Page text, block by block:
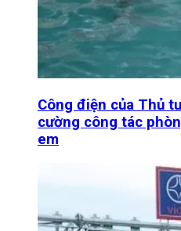
Công điện của Thủ
cường công tác
em